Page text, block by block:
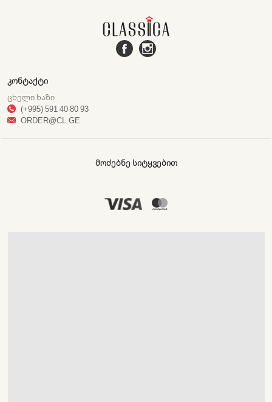
ᲙᲝᲜᲢᲐᲥᲢᲘ
ᲪᲮᲔᲚᲘ ᲮᲐᲖᲘ
(+995) 591 40 80 93
ORDER@CL.GE
ᲛᲝᲫᲔᲑᲜᲔ ᲡᲘᲢᲧᲕᲔᲑᲘᲗ